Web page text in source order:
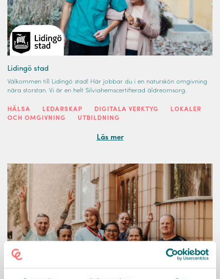
Lidingö stad
Välkommen till Lidingö stad! Här jobbar du i en naturskön omgivning
nära storstan. Vi är en helt Silviahemscertifierad äldreomsorg.
HÄLSA LEDARSKAP DIGITALA VERKTYG
LOKALER
OCH OMGIVNING
UTBILDNING
Läs mer